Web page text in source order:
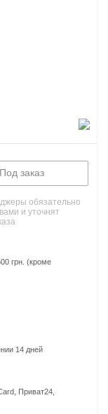
Под заказ
обязательно
и уточнят
грн. (кроме
14 дней
Приват24,